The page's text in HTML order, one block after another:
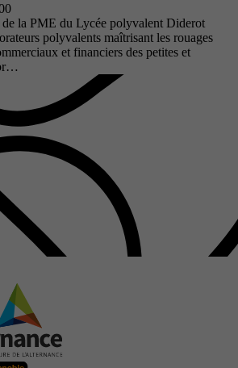
la PME du Lycée polyvalent Diderot
polyvalents maîtrisant les rouages
et financiers des petites et